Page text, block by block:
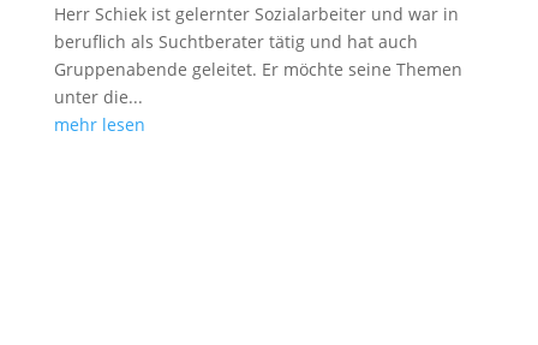
Herr Schiek ist gelernter Sozialarbeiter und war in
beruflich als Suchtberater tätig und hat auch
Gruppenabende geleitet. Er möchte seine Themen
unter die...
mehr lesen